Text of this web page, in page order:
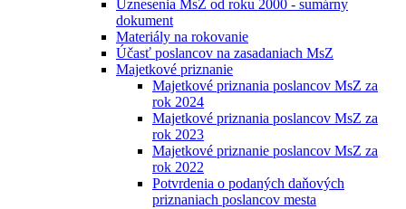
Uznesenia MsZ od roku 2000 - sumárny
dokument
Materiály na rokovanie
Účasť poslancov na zasadaniach MsZ
Majetkové priznanie
Majetkové priznania poslancov MsZ za
rok 2024
Majetkové priznania poslancov MsZ za
rok 2023
Majetkové priznanie poslancov MsZ za
rok 2022
Potvrdenia o podaných daňových
priznaniach poslancov mesta